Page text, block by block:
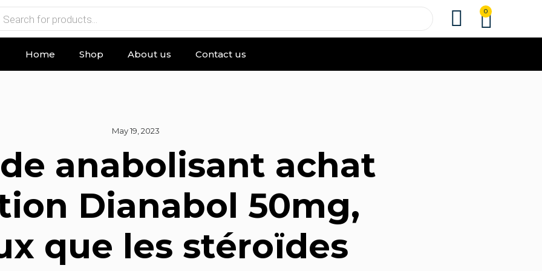
0
Home Shop About us Contact us
May 19, 2023
anabolisant achat
Dianabol 50mg,
que les stéroïdes